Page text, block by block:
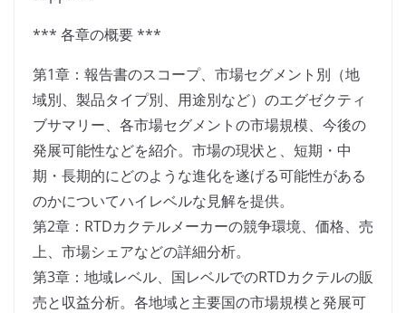
*** 各章の概要 ***
第1章：報告書のスコープ、市場セグメント別（地
域別、製品タイプ別、用途別など）のエグゼクティ
ブサマリー、各市場セグメントの市場規模、今後の
発展可能性などを紹介。市場の現状と、短期・中
期・長期的にどのような進化を遂げる可能性がある
のかについてハイレベルな見解を提供。
第2章：RTDカクテルメーカーの競争環境、価格、売
上、市場シェアなどの詳細分析。
第3章：地域レベル、国レベルでのRTDカクテルの販
売と収益分析。各地域と主要国の市場規模と発展可